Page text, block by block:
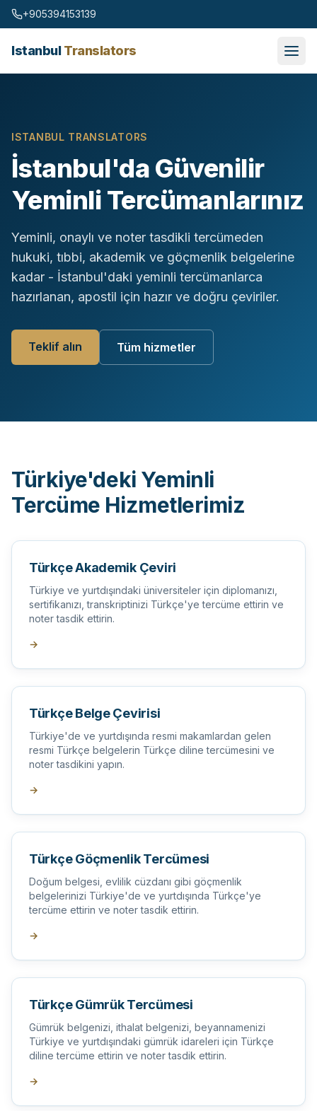
Skip to content
+905394153139
IstanbulTranslators
ISTANBUL TRANSLATORS
İstanbul'da Güvenilir
Yeminli Tercümanlarınız
Yeminli, onaylı ve noter tasdikli tercümeden
hukuki, tıbbi, akademik ve göçmenlik belgelerine
kadar - İstanbul'daki yeminli tercümanlarca
hazırlanan, apostil için hazır ve doğru çeviriler.
Teklif alın Tüm hizmetler
Türkiye'deki Yeminli
Tercüme Hizmetlerimiz
Türkçe Akademik Çeviri
Türkiye ve yurtdışındaki üniversiteler için diplomanızı,
sertifikanızı, transkriptinizi Türkçe'ye tercüme ettirin ve
noter tasdik ettirin.
→
Türkçe Belge Çevirisi
Türkiye'de ve yurtdışında resmi makamlardan gelen
resmi Türkçe belgelerin Türkçe diline tercümesini ve
noter tasdikini yapın.
→
Türkçe Göçmenlik Tercümesi
Doğum belgesi, evlilik cüzdanı gibi göçmenlik
belgelerinizi Türkiye'de ve yurtdışında Türkçe'ye
tercüme ettirin ve noter tasdik ettirin.
→
Türkçe Gümrük Tercümesi
Gümrük belgenizi, ithalat belgenizi, beyannamenizi
Türkiye ve yurtdışındaki gümrük idareleri için Türkçe
diline tercüme ettirin ve noter tasdik ettirin.
→